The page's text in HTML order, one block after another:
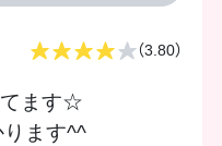
（3.80）
てます☆
ます^^